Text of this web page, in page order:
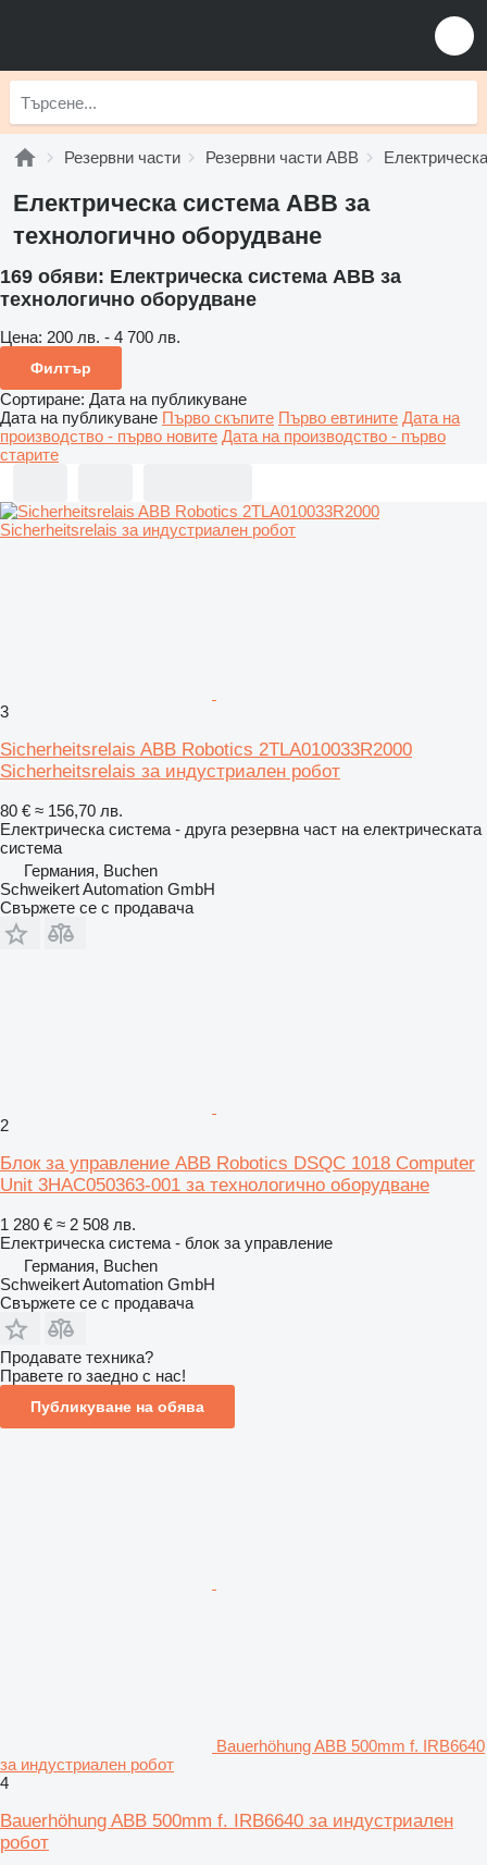
Резервни части Резервни части ABB
Електрическа система ABB за
технологично оборудване
169 обяви: Електрическа система ABB за
технологично оборудване
Цена: 200 лв. - 4 700 лв.
Филтър
Сортиране: Дата на публикуване
Дата на публикуване Първо скъпите Първо евтините Дата на
производство - първо новите Дата на производство - първо
старите
3
Sicherheitsrelais ABB Robotics 2TLA010033R2000
Sicherheitsrelais за индустриален робот
80 € ≈ 156,70 лв.
Електрическа система - друга резервна част на електрическата
система
Германия, Buchen
Schweikert Automation GmbH
Свържете се с продавача
2
Блок за управление ABB Robotics DSQC 1018 Computer
Unit 3HAC050363-001 за технологично оборудване
1 280 € ≈ 2 508 лв.
Електрическа система - блок за управление
Германия, Buchen
Schweikert Automation GmbH
Свържете се с продавача
Продавате техника?
Правете го заедно с нас!
Публикуване на обява
Bauerhöhung ABB 500mm f. IRB6640
за индустриален робот
4
Bauerhöhung ABB 500mm f. IRB6640 за индустриален
робот